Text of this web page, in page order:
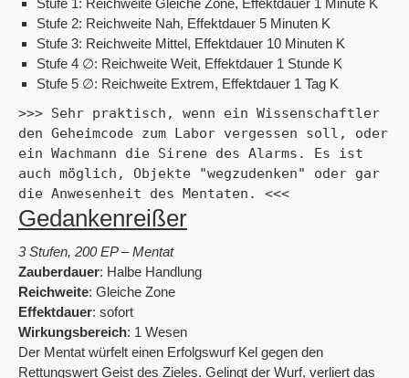
Stufe 1: Reichweite Gleiche Zone, Effektdauer 1 Minute K
Stufe 2: Reichweite Nah, Effektdauer 5 Minuten K
Stufe 3: Reichweite Mittel, Effektdauer 10 Minuten K
Stufe 4 ∅: Reichweite Weit, Effektdauer 1 Stunde K
Stufe 5 ∅: Reichweite Extrem, Effektdauer 1 Tag K
>>> Sehr praktisch, wenn ein Wissenschaftler
den Geheimcode zum Labor vergessen soll, oder
ein Wachmann die Sirene des Alarms. Es ist
auch möglich, Objekte "wegzudenken" oder gar
die Anwesenheit des Mentaten. <<<
Gedankenreißer
3 Stufen, 200 EP – Mentat
Zauberdauer: Halbe Handlung
Reichweite: Gleiche Zone
Effektdauer: sofort
Wirkungsbereich: 1 Wesen
Der Mentat würfelt einen Erfolgswurf Kel gegen den
Rettungswert Geist des Zieles. Gelingt der Wurf, verliert das